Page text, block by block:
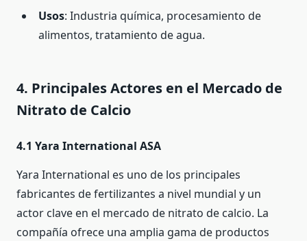
Usos: Industria química, procesamiento de
alimentos, tratamiento de agua.
4. Principales Actores en el Mercado de
Nitrato de Calcio
4.1 Yara International ASA
Yara International es uno de los principales
fabricantes de fertilizantes a nivel mundial y un
actor clave en el mercado de nitrato de calcio. La
compañía ofrece una amplia gama de productos